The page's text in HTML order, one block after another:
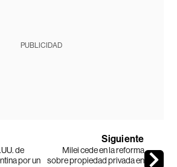
PUBLICIDAD
de
por un
Siguiente
Milei cede en la reforma
sobre propiedad privada en